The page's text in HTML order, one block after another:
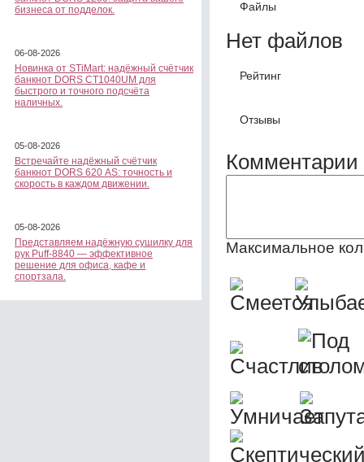
бизнеса от подделок.
06-08-2026
Новинка от STiMart: надёжный счётчик
банкнот DORS CT1040UM для
быстрого и точного подсчёта
наличных.
05-08-2026
Встречайте надёжный счётчик
банкнот DORS 620 АS: точность и
скорость в каждом движении.
05-08-2026
Представляем надёжную сушилку для
рук Puff-8840 — эффективное
решение для офиса, кафе и
спортзала.
Файлы
Нет файлов
Рейтинг
Отзывы
Комментарии
Максимальное